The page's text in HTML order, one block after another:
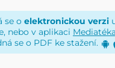
se o elektronickou verzi
nebo v aplikaci Mediatéka
se o PDF ke stažení.